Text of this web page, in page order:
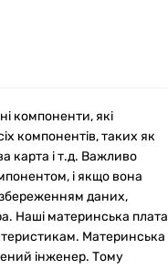
компоненти, які
компонентів, таких як
карта і т.д. Важливо
і якщо вона
даних,
Наші материнська плата
Материнська
інженер. Тому